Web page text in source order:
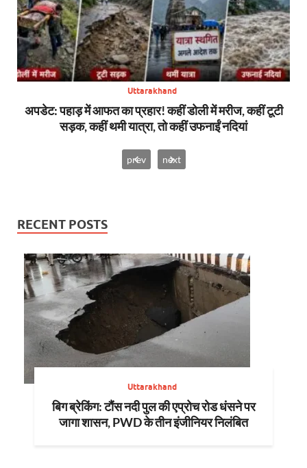
Uttarakhand
अपडेट: पहाड़ में आफत का प्रहार! कहीं डोली में मरीज, कहीं टूटी
सड़क, कहीं थमी यात्रा, तो कहीं उफनाईं नदियां
prev next
RECENT POSTS
Uttarakhand
बिग ब्रेकिंग: टौंस नदी पुल की एप्रोच रोड धंसने पर
जागा शासन, PWD के तीन इंजीनियर निलंबित